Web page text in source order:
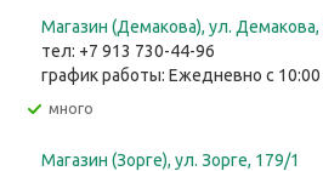
Магазин (Демакова), ул. Демакова,
тел: +7 913 730-44-96
график работы: Ежедневно с
Много
Магазин (Зорге), ул. Зорге, 179/1